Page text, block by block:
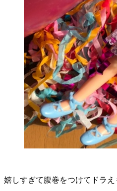
嬉しすぎて腹巻をつけてドラ